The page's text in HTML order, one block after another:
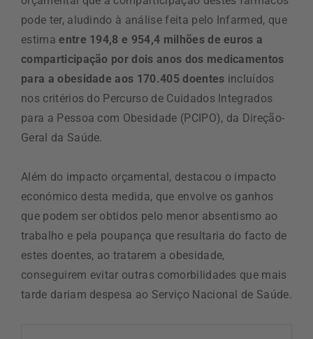
pode ter, aludindo à análise feita pelo Infarmed, que
estimaentre 194,8 e 954,4 milhões de euros a
comparticipação por dois anos dos medicamentos
para a obesidade aos 170.405 doentes incluídos
nos critérios do Percurso de Cuidados Integrados
para a Pessoa com Obesidade (PCIPO), da Direção-
Geral da Saúde.
Além do impacto orçamental, destacou o impacto
económico desta medida, que envolve os ganhos
que podem ser obtidos pelo menor absentismo ao
trabalho e pela poupança que resultaria do facto de
estes doentes, ao tratarem a obesidade,
conseguirem evitar outras comorbilidades que mais
tarde dariam despesa ao Serviço Nacional de Saúde.